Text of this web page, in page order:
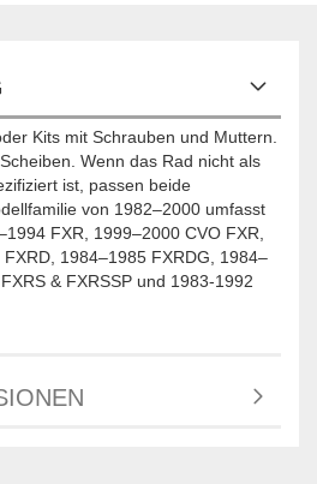
Kits mit Schrauben und Muttern.
Wenn das Rad nicht als
ist, passen beide
von 1982–2000 umfasst
FXR, 1999–2000 CVO FXR,
1984–1985 FXRDG, 1984–
& FXRSSP und 1983-1992